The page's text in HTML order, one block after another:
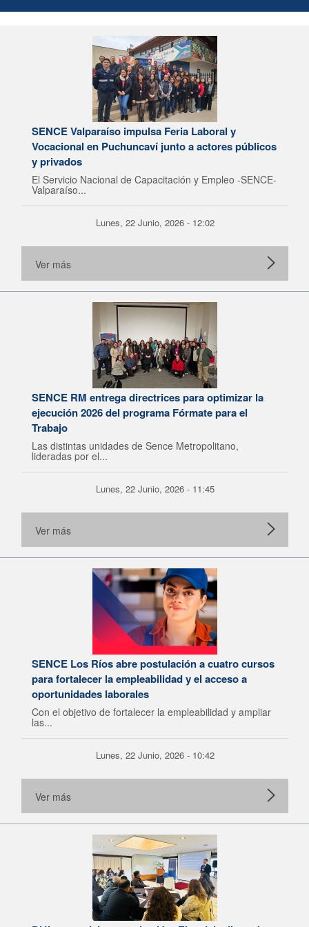
SENCE Valparaíso impulsa Feria Laboral y
Vocacional en Puchuncaví junto a actores públicos
y privados
El Servicio Nacional de Capacitación y Empleo -SENCE-
Valparaíso...
Lunes, 22 Junio, 2026 - 12:02
Ver más
SENCE RM entrega directrices para optimizar la
ejecución 2026 del programa Fórmate para el
Trabajo
Las distintas unidades de Sence Metropolitano,
lideradas por el...
Lunes, 22 Junio, 2026 - 11:45
Ver más
SENCE Los Ríos abre postulación a cuatro cursos
para fortalecer la empleabilidad y el acceso a
oportunidades laborales
Con el objetivo de fortalecer la empleabilidad y ampliar
las...
Lunes, 22 Junio, 2026 - 10:42
Ver más